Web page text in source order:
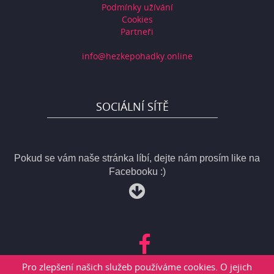
Pro zlepšení našich služeb používáme cookies. O jejich
Podmínky užívání
Cookies
Partneři
info@hezkepohadky.online
SOCIÁLNÍ SÍTĚ
Pokud se vám naše stránka líbí, dejte nám prosím like na
Facebooku :)